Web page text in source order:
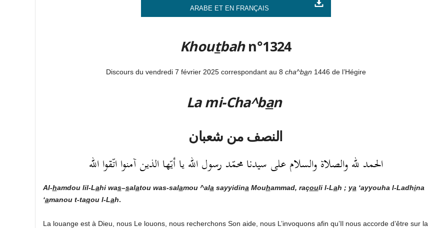
ARABE ET EN FRANÇAIS
Khoutbahn°1324
Discours du vendredi 7 février 2025 correspondant au 8 cha^ban 1446 de l’Hégire
La mi-Cha^ban
النصف من شعبان
الحمد لله والصلاة والسلام على سيدنا محمّد رسول الله يا أيّها الذين آمنوا اتّقوا الله
Al-hamdou lil-Lahi was–salatou was-salamou ^ala sayyidina Mouhammad, raçouli l-Lah ; ya ‘ayyouha l-Ladhina
‘amanou t-taqou l-Lah.
La louange est à Dieu, nous Le louons, nous recherchons Son aide, nous L’invoquons afin qu’Il nous accorde d’être sur la